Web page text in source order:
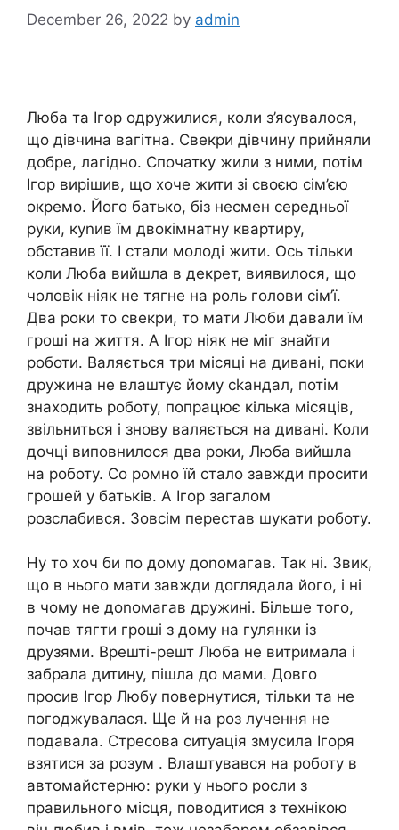
December 26, 2022 by admin
Люба та Ігор одружилися, коли з’ясувалося,
що дівчина вагітна. Свекри дівчину прийняли
добре, лагідно. Спочатку жили з ними, потім
Ігор вирішив, що хоче жити зі своєю сім’єю
окремо. Його батько, біз несмен середньої
руки, куnив їм двокімнатну квартиру,
обставив її. І стали молоді жити. Ось тільки
коли Люба вийшла в декрет, виявилося, що
чоловік ніяк не тягне на роль голови сім’ї.
Два роки то свекри, то мати Люби давали їм
гроші на життя. А Ігор ніяк не міг знайти
роботи. Валяється три місяці на дивані, поки
дружина не влаштує йому сkандал, потім
знаходить роботу, попрацює кілька місяців,
звільниться і знову валяється на дивані. Коли
дочці виповнилося два роки, Люба вийшла
на роботу. Со ромно їй стало завжди просити
грошей у батьків. А Ігор загалом
розслабився. Зовсім перестав шукати роботу.
Ну то хоч би по дому доnомагав. Так ні. Звик,
що в нього мати завжди доглядала його, і ні
в чому не доnомагав дружині. Більше того,
почав тягти гроші з дому на гулянки із
друзями. Врешті-решт Люба не витримала і
забрала дитину, пішла до мами. Довго
просив Ігор Любу повернутися, тільки та не
погоджувалася. Ще й на роз лучення не
подавала. Стресова ситуація змусила Ігоря
взятися за розум . Влаштувався на роботу в
автомайстерню: руки у нього росли з
правильного місця, поводитися з технікою